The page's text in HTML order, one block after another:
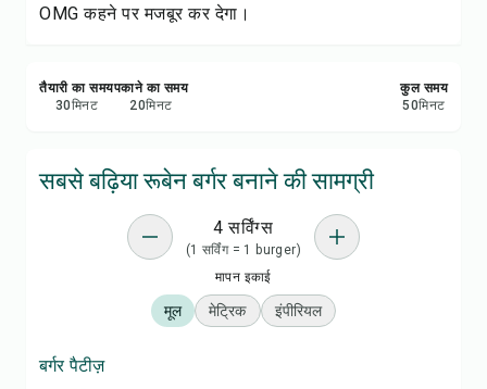
OMG कहने पर मजबूर कर देगा।
तैयारी का समय
30मिनट
पकाने का समय
20मिनट
कुल समय
50मिनट
सबसे बढ़िया रूबेन बर्गर बनाने की सामग्री
4 सर्विंग्स
(1 सर्विंग = 1 burger)
मापन इकाई
मूल मेट्रिक इंपीरियल
बर्गर पैटीज़